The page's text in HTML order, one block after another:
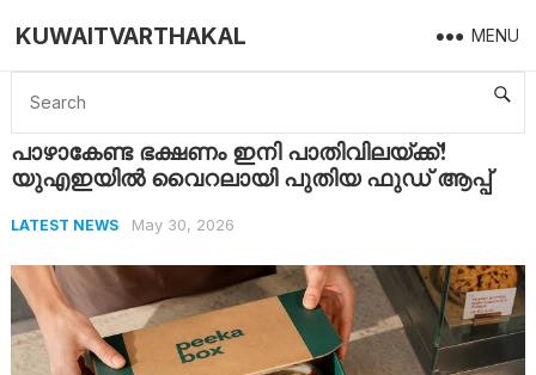
KUWAITVARTHAKAL MENU
Home Latest News പാഴാകേണ്ട ഭക്ഷണം ഇനി പാതിവിലയ്ക്ക്! യുഎഇയിൽ വൈറലായി പുതിയ ഫുഡ് ആപ്പ്
പാഴാകേണ്ട ഭക്ഷണം ഇനി പാതിവിലയ്ക്ക്!
യുഎഇയിൽ വൈറലായി പുതിയ ഫുഡ് ആപ്പ്
LATEST NEWS May 30, 2026